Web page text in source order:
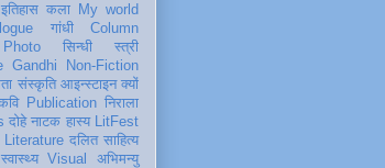
इतिहास कला
My world
गांधी
Column
Photo सिन्धी
स्त्री
Gandhi
Non-Fiction
संस्कृति आइन्स्टाइन क्यों
Publication निराला
दोहे नाटक हास्य LitFest
Literature दलित साहित्य
स्वास्थ्य Visual
अभिमन्यु